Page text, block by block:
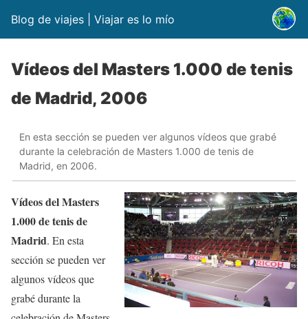
Blog de viajes | Viajar es lo mío
Vídeos del Masters 1.000 de tenis
de Madrid, 2006
En esta sección se pueden ver algunos vídeos que grabé
durante la celebración de Masters 1.000 de tenis de
Madrid, en 2006.
Vídeos del Masters
1.000 de tenis de
Madrid. En esta
sección se pueden ver
algunos vídeos que
grabé durante la